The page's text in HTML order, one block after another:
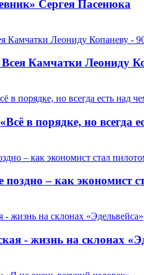
Сергея Пасенюка
Камчатки Леониду
в порядке, но всегда
поздно – как экономист
- жизнь на склонах